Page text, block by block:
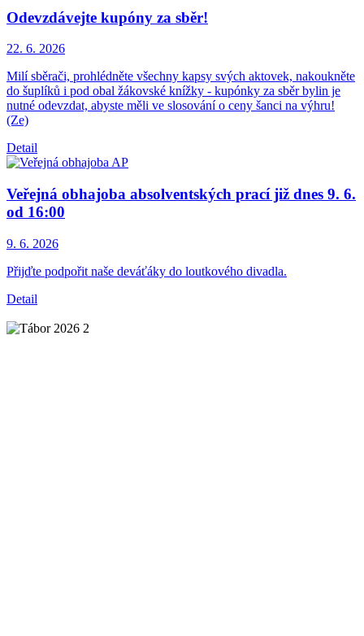
Odevzdávejte kupóny za sběr!
22. 6. 2026
Milí sběrači, prohlédněte všechny kapsy svých aktovek, nakoukněte
do šuplíků i pod obal žákovské knížky - kupónky za sběr bylin je
nutné odevzdat, abyste měli ve slosování o ceny šanci na výhru!
(Ze)
Detail
Veřejná obhajoba absolventských prací již dnes 9. 6.
od 16:00
9. 6. 2026
Přijďte podpořit naše deváťáky do loutkového divadla.
Detail